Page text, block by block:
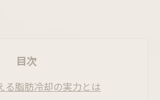
目次
る脂肪冷却の実力とは